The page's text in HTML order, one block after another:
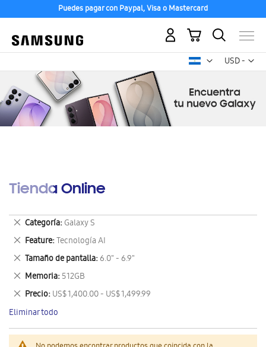
Puedes pagar con Paypal, Visa o Mastercard
USD -
dólar
Mi carrito
Tienda Online
Categoría Galaxy S
Eliminar
este
artículo
Feature Tecnología AI
Eliminar
este
artículo
Tamaño de pantalla 6.0" - 6.9"
Eliminar
este
artículo
Memoria 512GB
Eliminar
este
artículo
Precio US$ 1,400.00 - US$ 1,499.99
Eliminar
este
artículo
Eliminar todo